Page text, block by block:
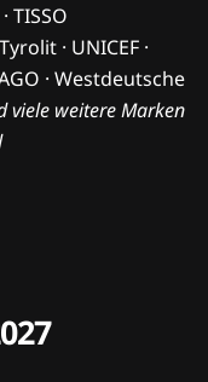
TISSO
· UNICEF ·
· Westdeutsche
viele weitere Marken